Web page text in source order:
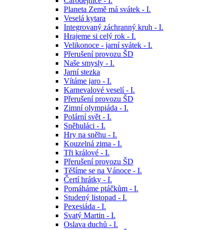
Planeta Země má svátek - I.
Veselá kytara
Integrovaný záchranný kruh - I.
Hrajeme si celý rok - I.
Velikonoce - jarní svátek - I.
Přerušení provozu ŠD
Naše smysly - I.
Jarní stezka
Vítáme jaro - I.
Karnevalové veselí - I.
Přerušení provozu ŠD
Zimní olympiáda - I.
Polární svět - I.
Sněhuláci - I.
Hry na sněhu - I.
Kouzelná zima - I.
Tři králové - I.
Přerušení provozu ŠD
Těšíme se na Vánoce - I.
Čertí hrátky - I.
Pomáháme ptáčkům - I.
Studený listopad - I.
Pexesiáda - I.
Svatý Martin - I.
Oslava duchů - I.